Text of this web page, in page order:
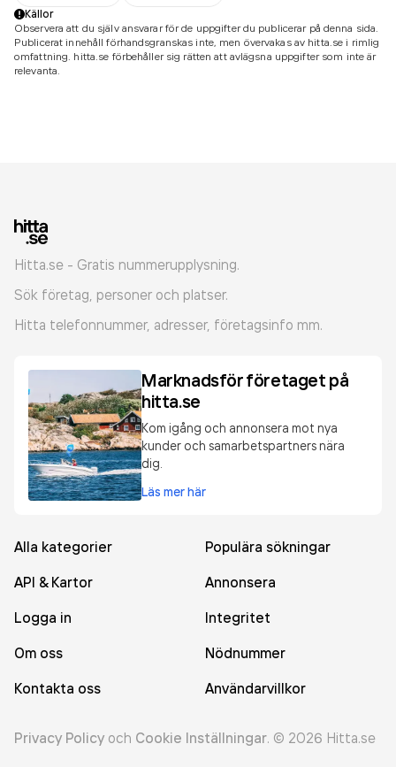
Källor
Observera att du själv ansvarar för de uppgifter du publicerar på denna sida.
Publicerat innehåll förhandsgranskas inte, men övervakas av hitta.se i rimlig
omfattning. hitta.se förbehåller sig rätten att avlägsna uppgifter som inte är
relevanta.
Hitta.se - Gratis nummerupplysning.
Sök företag, personer och platser.
Hitta telefonnummer, adresser, företagsinfo mm.
Marknadsför företaget på
hitta.se
Kom igång och annonsera mot nya
kunder och samarbetspartners nära
dig.
Läs mer här
Alla kategorier
Populära sökningar
API & Kartor
Annonsera
Logga in
Integritet
Om oss
Nödnummer
Kontakta oss
Användarvillkor
Privacy Policy och Cookie Inställningar. © 2026 Hitta.se